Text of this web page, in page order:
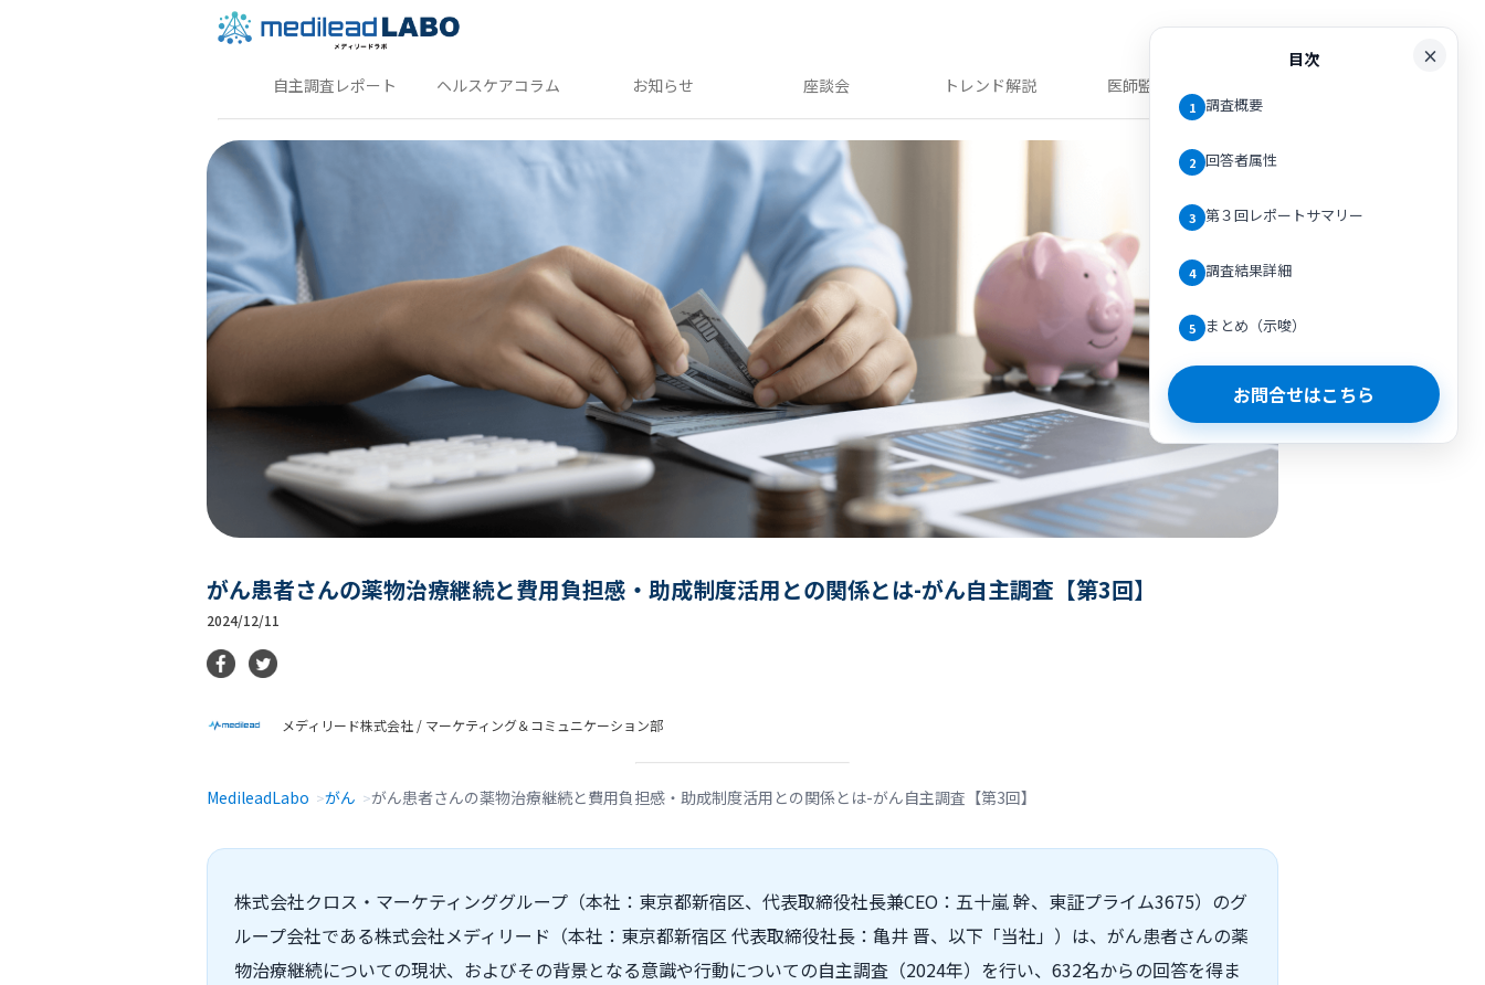
自主調査レポート ヘルスケアコラム お知らせ 座談会 トレンド解説 医師監修記事
がん患者さんの薬物治療継続と費用負担感・助成制度活用との関係とは-がん自主調査【第3回】
2024/12/11
メディリード株式会社 / マーケティング＆コミュニケーション部
MedileadLabo がん がん患者さんの薬物治療継続と費用負担感・助成制度活用との関係とは-がん自主調査【第3回】
株式会社クロス・マーケティンググループ（本社：東京都新宿区、代表取締役社長兼CEO：五十嵐 幹、東証プライム3675）のグ
ループ会社である株式会社メディリード（本社：東京都新宿区 代表取締役社長：亀井 晋、以下「当社」）は、がん患者さんの薬
物治療継続についての現状、およびその背景となる意識や行動についての自主調査（2024年）を行い、632名からの回答を得ま
目次
1 調査概要
2 回答者属性
3 第３回レポートサマリー
4 調査結果詳細
5 まとめ（示唆）
お問合せはこちら